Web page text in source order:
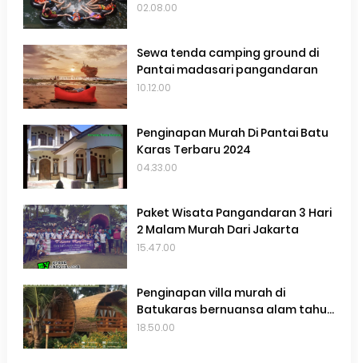
02.08.00
Sewa tenda camping ground di
Pantai madasari pangandaran
10.12.00
Penginapan Murah Di Pantai Batu
Karas Terbaru 2024
04.33.00
Paket Wisata Pangandaran 3 Hari
2 Malam Murah Dari Jakarta
15.47.00
Penginapan villa murah di
Batukaras bernuansa alam tahun
2025
18.50.00